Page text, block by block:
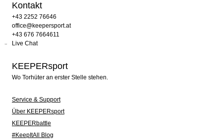
Kontakt
+43 2252 76646
office@keepersport.at
+43 676 7664611
Live Chat
KEEPERsport
Wo Torhüter an erster Stelle stehen.
Service & Support
Über KEEPERsport
KEEPERbattle
#KeepItAll Blog